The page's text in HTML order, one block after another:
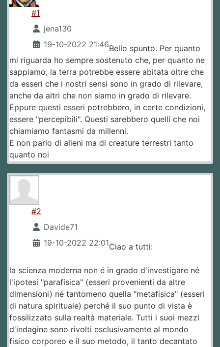
#1
jena130
19-10-2022 21:46Bello spunto. Per quanto
mi riguarda ho sempre sostenuto che, per quanto ne
sappiamo, la terra potrebbe essere abitata oltre che
da esseri che i nostri sensi sono in grado di rilevare,
anche da altri che non siamo in grado di rilevare.
Eppure questi esseri potrebbero, in certe condizioni,
essere "percepibili". Questi sarebbero quelli che noi
chiamiamo fantasmi da millenni.
E non parlo di alieni ma di creature terrestri tanto
quanto noi
#2
Davide71
19-10-2022 22:01Ciao a tutti:
la scienza moderna non é in grado d'investigare né
l'ipotesi "parafisica" (esseri provenienti da altre
dimensioni) né tantomeno quella "metafisica" (esseri
di natura spirituale) perché il suo punto di vista è
fossilizzato sulla realtà materiale. Tutti i suoi mezzi
d'indagine sono rivolti esclusivamente al mondo
fisico corporeo e il suo metodo, il tanto decantato